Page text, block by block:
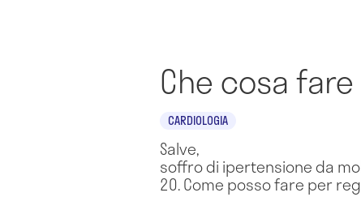
Che cosa
CARDIOLOGIA
Salve,
soffro di ipertensione da
20. Come posso fare per